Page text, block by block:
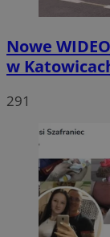
Nowe
w
291